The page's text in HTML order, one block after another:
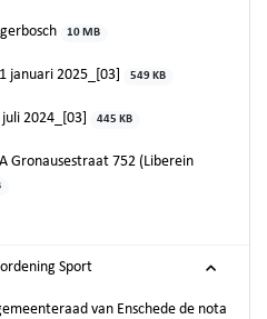
10 MB
januari 2025_[03] 549 KB
2024_[03] 445 KB
Gronausestraat 752 (Liberein
Sport
van Enschede de nota